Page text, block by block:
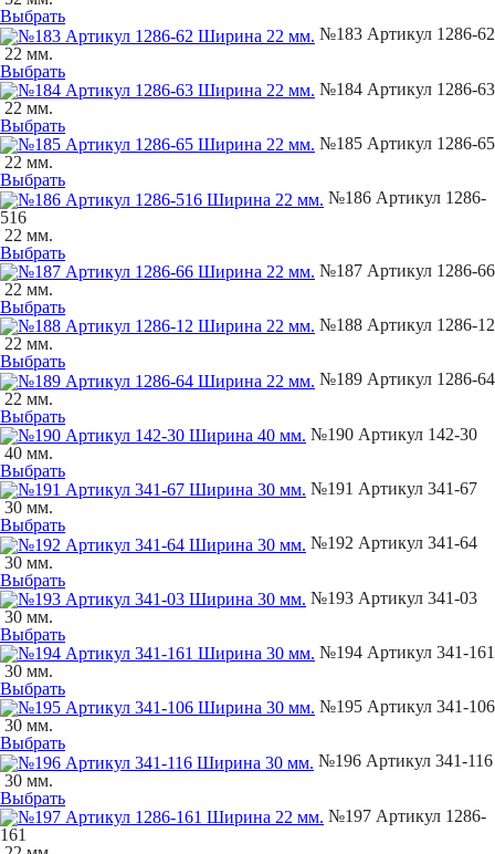
Выбрать
№183 Артикул 1286-62
22 мм.
Выбрать
№184 Артикул 1286-63
22 мм.
Выбрать
№185 Артикул 1286-65
22 мм.
Выбрать
№186 Артикул 1286-
516
22 мм.
Выбрать
№187 Артикул 1286-66
22 мм.
Выбрать
№188 Артикул 1286-12
22 мм.
Выбрать
№189 Артикул 1286-64
22 мм.
Выбрать
№190 Артикул 142-30
40 мм.
Выбрать
№191 Артикул 341-67
30 мм.
Выбрать
№192 Артикул 341-64
30 мм.
Выбрать
№193 Артикул 341-03
30 мм.
Выбрать
№194 Артикул 341-161
30 мм.
Выбрать
№195 Артикул 341-106
30 мм.
Выбрать
№196 Артикул 341-116
30 мм.
Выбрать
№197 Артикул 1286-
161